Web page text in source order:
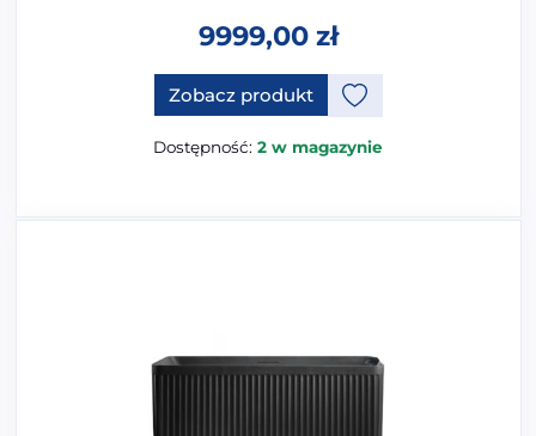
9999,00 zł
Zobacz produktTen produkt ma opcje, które
Dostępność: 2 w magazynie